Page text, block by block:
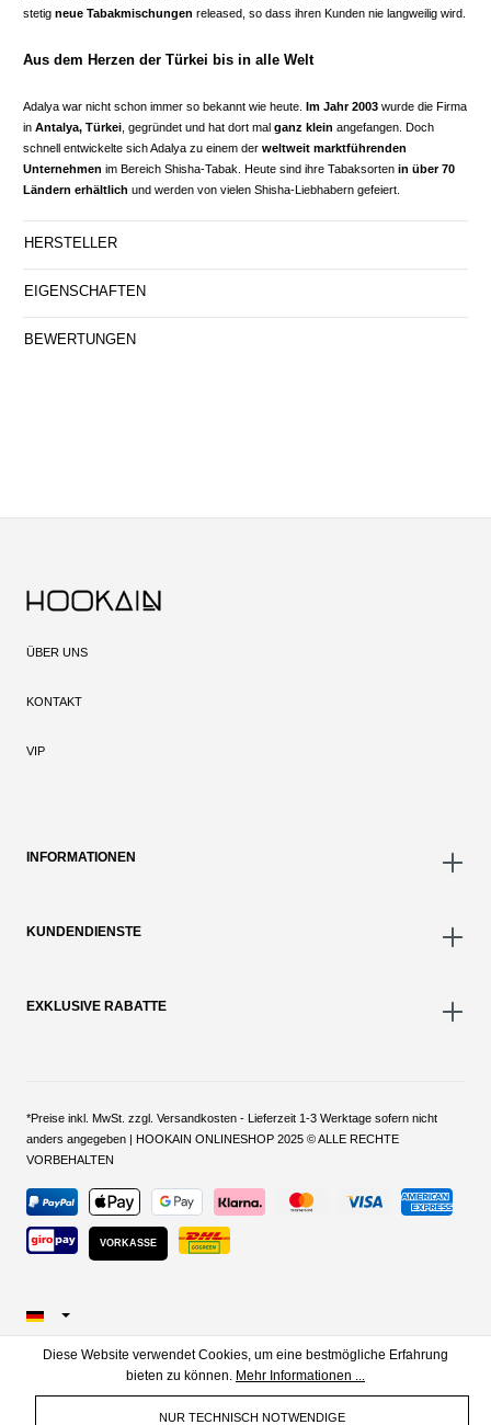
stetig neue Tabakmischungen released, so dass ihren Kunden nie langweilig wird.
Aus dem Herzen der Türkei bis in alle Welt
Adalya war nicht schon immer so bekannt wie heute. Im Jahr 2003 wurde die Firma
in Antalya, Türkei , gegründet und hat dort mal ganz klein angefangen. Doch
schnell entwickelte sich Adalya zu einem der weltweit marktführenden
Unternehmen im Bereich Shisha-Tabak. Heute sind ihre Tabaksorten in über 70
Ländern erhältlich und werden von vielen Shisha-Liebhabern gefeiert.
HERSTELLER
EIGENSCHAFTEN
BEWERTUNGEN
ÜBER UNS
KONTAKT
VIP
INFORMATIONEN
KUNDENDIENSTE
EXKLUSIVE RABATTE
*Preise inkl. MwSt. zzgl. Versandkosten - Lieferzeit 1-3 Werktage sofern nicht
anders angegeben | HOOKAIN ONLINESHOP 2025 © ALLE RECHTE
VORBEHALTEN
VORKASSE
Diese Website verwendet Cookies, um eine bestmögliche Erfahrung
bieten zu können. Mehr Informationen ...
NUR TECHNISCH NOTWENDIGE